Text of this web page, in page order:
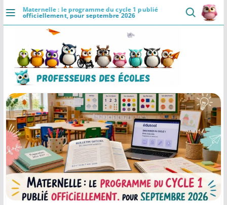
PasserMaternelle : le programme du cycle 1 publié
officiellement, pour septembre 2026
DÉCOUVRIR
Accueil
Se connecter
Actualités
VIE PROFESSIONNELLE
Ressources
Agenda
CRPE
Lectures de livres
Professeurs des Ecoles 5.0 ⭐
👥Communaute 📄Ressources ⚡ Rapide
×
Installer